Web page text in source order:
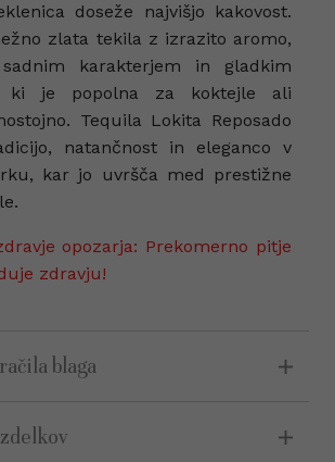
doseže najvišjo kakovost.
zlata tekila z izrazito aromo,
karakterjem in gladkim
ki je popolna za koktejle ali
Tequila Lokita Reposado
natančnost in eleganco v
kar jo uvršča med prestižne
opozarja: Prekomerno pitje
zdravju!
blaga